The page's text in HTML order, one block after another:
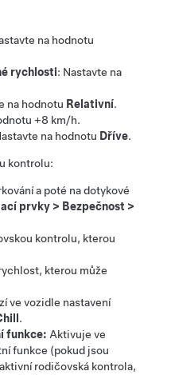
na hodnotu
rychlosti: Nastavte na
na hodnotu Relativní.
+8 km/h.
na hodnotu Dříve.
kontrolu:
a poté na dotykové
prvky > Bezpečnost >
kontrolu, kterou
kterou může
ve vozidle nastavení
.
funkce: Aktivuje ve
funkce (pokud jsou
rodičovská kontrola,